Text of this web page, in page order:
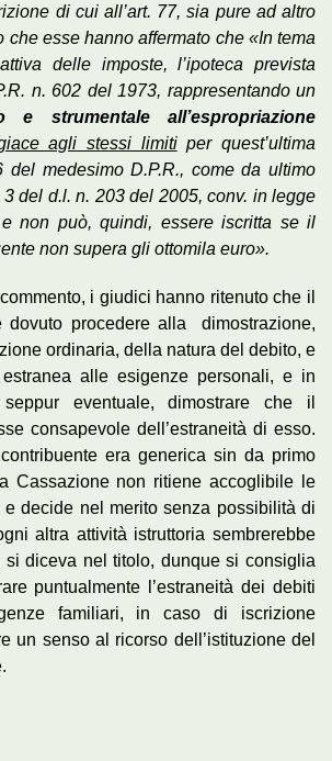
di cui all’art. 77, sia pure ad altro
che esse hanno affermato che «In tema
delle imposte, l’ipoteca prevista
n. 602 del 1973, rappresentando un
e strumentale all’espropriazione
agli stessi limitiper quest’ultima
del medesimo D.P.R., come da ultimo
3 del d.l. n. 203 del 2005, conv. in legge
non può, quindi, essere iscritta se il
non supera gli ottomila euro».
i giudici hanno ritenuto che il
dovuto procedere alla dimostrazione,
ordinaria, della natura del debito, e
alle esigenze personali, e in
eventuale, dimostrare che il
consapevole dell’estraneità di esso.
era generica sin da primo
Cassazione non ritiene accoglibile le
decide nel merito senza possibilità di
altra attività istruttoria sembrerebbe
si diceva nel titolo, dunque si consiglia
puntualmente l’estraneità dei debiti
familiari, in caso di iscrizione
un senso al ricorso dell’istituzione del